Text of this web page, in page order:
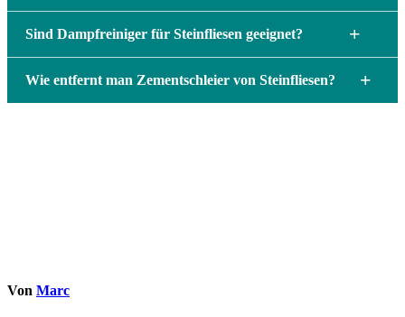
Sind Dampfreiniger für Steinfliesen geeignet? +
Wie entfernt man Zementschleier von Steinfliesen? +
Von Marc